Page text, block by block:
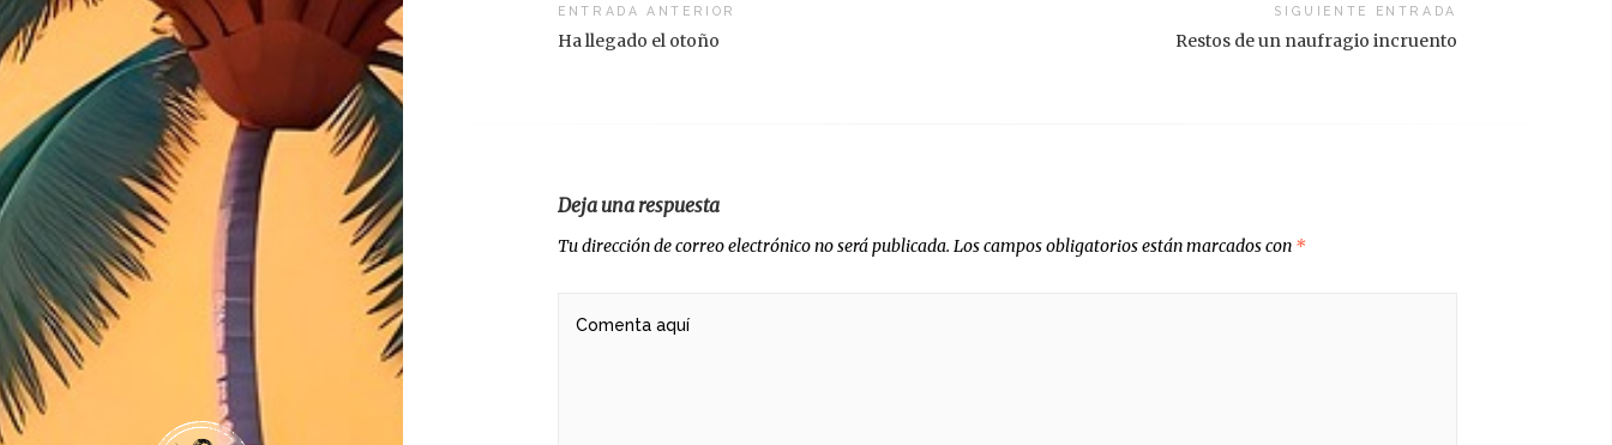
Navegación
ENTRADA ANTERIOR
Ha llegado el otoño
SIGUIENTE ENTRADA
Restos de un naufragio incruento
Deja una respuesta
Tu dirección de correo electrónico no será publicada. Los campos obligatorios están marcados con *